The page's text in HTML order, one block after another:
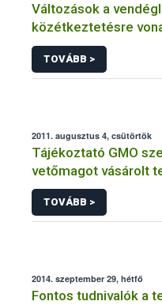
Változások a
közétkeztetésre
TOVÁBB >
2011. augusztus 4, csütörtök
Tájékoztató GMO
vetőmagot vásárolt
TOVÁBB >
2014. szeptember 29, hétfő
Fontos tudnivalók a